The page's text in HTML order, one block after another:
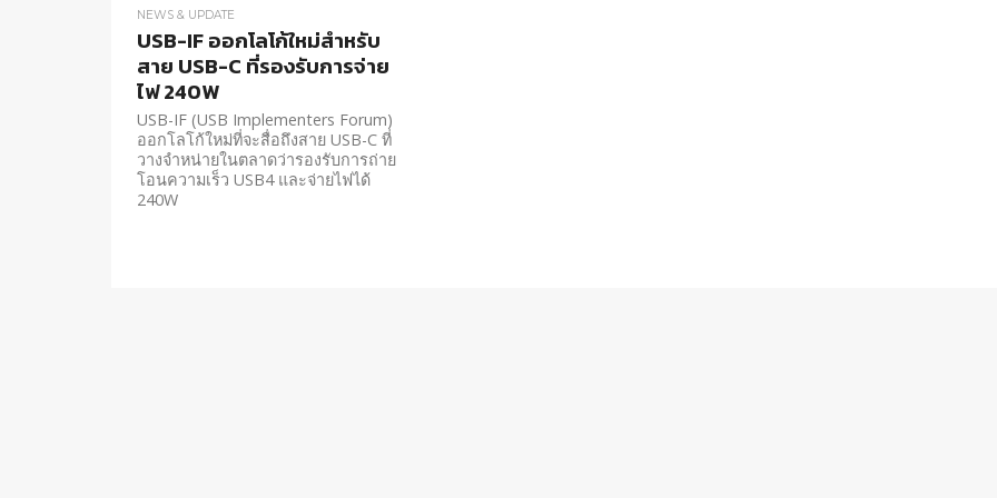
NEWS & UPDATE
USB-IF ออกโลโก้ใหม่สำหรับ
สาย USB-C ที่รองรับการจ่าย
ไฟ 240W
USB-IF (USB Implementers Forum)
ออกโลโก้ใหม่ที่จะสื่อถึงสาย USB-C ที่
วางจำหน่ายในตลาดว่ารองรับการถ่าย
โอนความเร็ว USB4 และจ่ายไฟได้
240W